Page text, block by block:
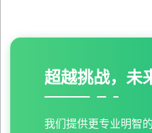
超越挑战，未
我们提供更专业明智